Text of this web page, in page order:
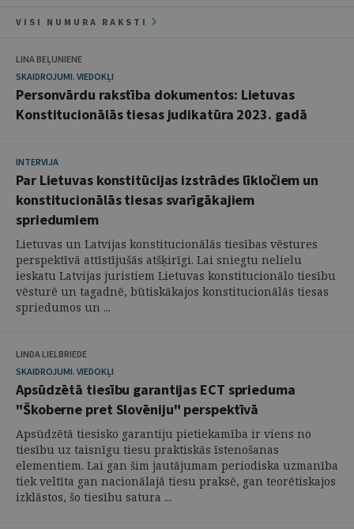
VISI NUMURA RAKSTI
LINA BEĻUNIENE
SKAIDROJUMI. VIEDOKĻI
Personvārdu rakstība dokumentos: Lietuvas
Konstitucionālās tiesas judikatūra 2023. gadā
INTERVIJA
Par Lietuvas konstitūcijas izstrādes līkločiem un
konstitucionālās tiesas svarīgākajiem
spriedumiem
Lietuvas un Latvijas konstitucionālās tiesības vēstures
perspektīvā attīstījušās atšķirīgi. Lai sniegtu nelielu
ieskatu Latvijas juristiem Lietuvas konstitucionālo tiesību
vēsturē un tagadnē, būtiskākajos konstitucionālās tiesas
spriedumos un ...
LINDA LIELBRIEDE
SKAIDROJUMI. VIEDOKĻI
Apsūdzētā tiesību garantijas ECT sprieduma
"Škoberne pret Slovēniju" perspektīvā
Apsūdzētā tiesisko garantiju pietiekamība ir viens no
tiesību uz taisnīgu tiesu praktiskās īstenošanas
elementiem. Lai gan šim jautājumam periodiska uzmanība
tiek veltīta gan nacionālajā tiesu praksē, gan teorētiskajos
izklāstos, šo tiesību satura ...